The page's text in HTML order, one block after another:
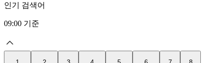
인기 검색어
09:00 기준